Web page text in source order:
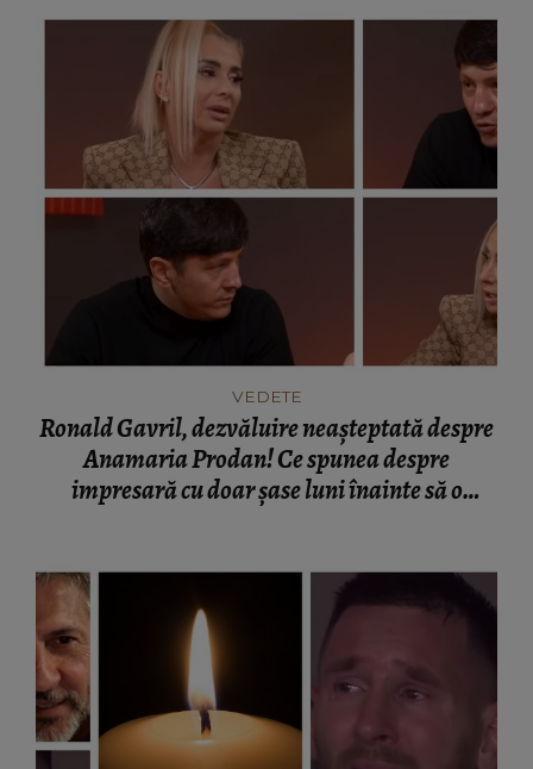
VEDETE
Ronald Gavril, dezvăluire neașteptată despre
Anamaria Prodan! Ce spunea despre
impresară cu doar șase luni înainte să o